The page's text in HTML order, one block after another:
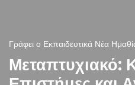
Γράφει ο Εκπαιδευτικά Νέα
Μεταπτυχιακό: